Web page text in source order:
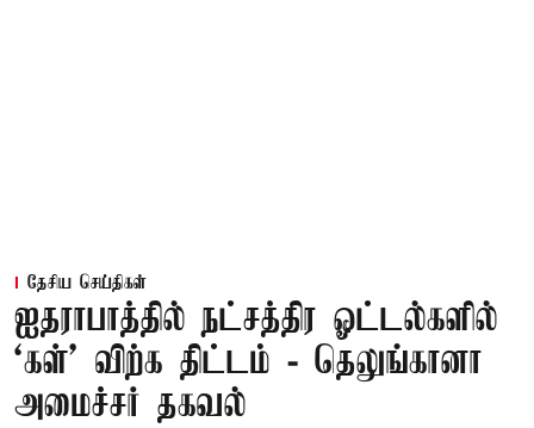
தேசிய செய்திகள்
ஐதராபாத்தில் நட்சத்திர ஓட்டல்களில்
‘கள்’ விற்க திட்டம் - தெலுங்கானா
அமைச்சர் தகவல்